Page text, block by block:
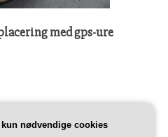
med gps-ure
nødvendige cookies